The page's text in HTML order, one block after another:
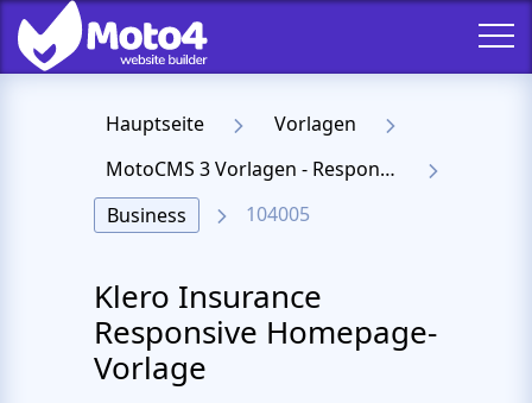
Hauptseite
Vorlagen
MotoCMS 3 Vorlagen - Responsive Templates für Website
Business
104005
Klero Insurance
Responsive Homepage-
Vorlage